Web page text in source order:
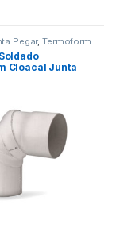
Pegar,Termoform
Cloacal Junta